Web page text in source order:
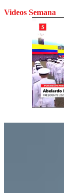
Videos Semana